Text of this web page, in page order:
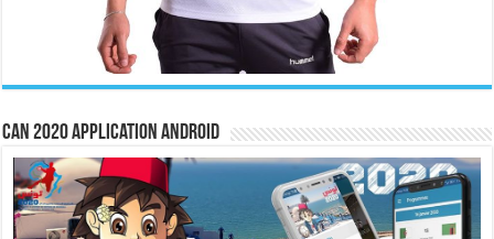
CAN 2020 Application Android